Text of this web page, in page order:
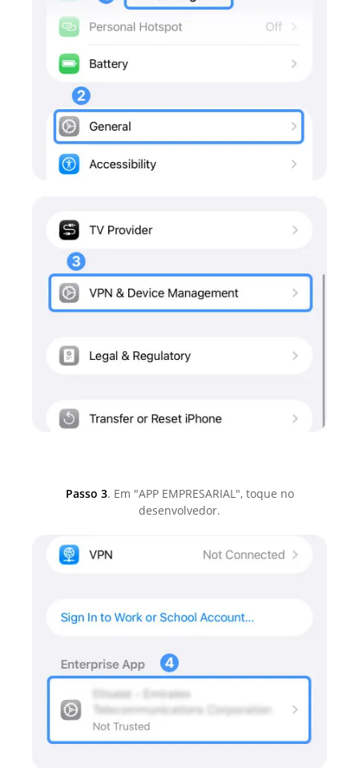
Passo 3. Em "APP EMPRESARIAL", toque no
desenvolvedor.